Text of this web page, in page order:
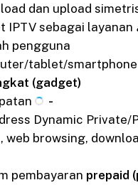
dan upload
IPTV sebagai layanan
pengguna
tablet/
(gadget)
-
Dynamic Private/
web browsing,
pembayaran prepaid